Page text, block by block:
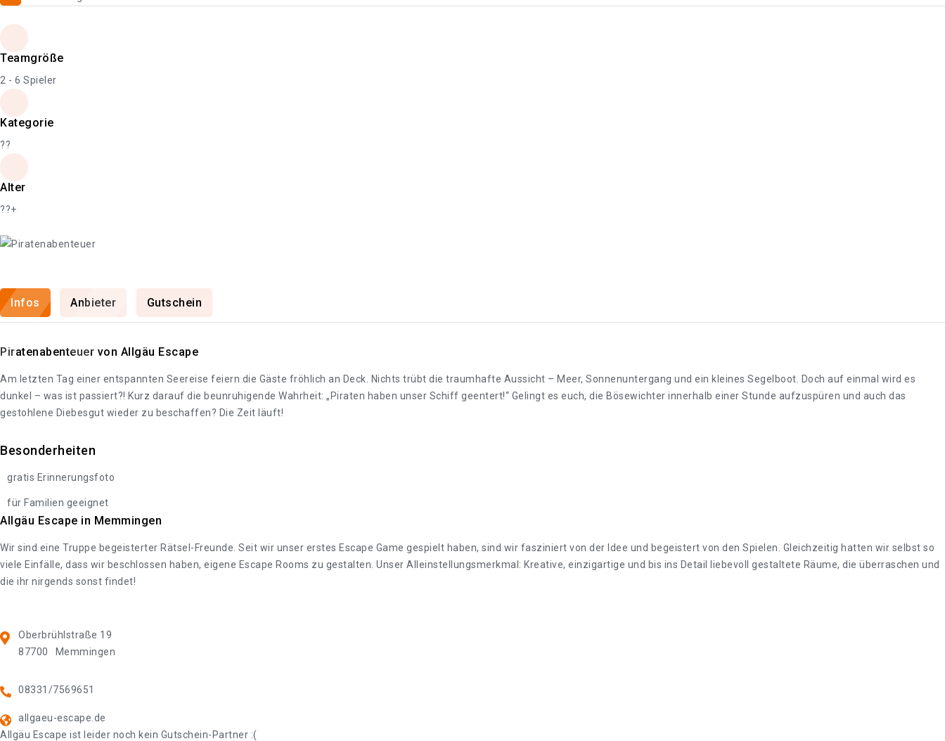
Teamgröße
2 - 6 Spieler
Kategorie
??
Alter
??+
Infos Anbieter Gutschein
Piratenabenteuer von Allgäu Escape
Am letzten Tag einer entspannten Seereise feiern die Gäste fröhlich an Deck. Nichts trübt die traumhafte Aussicht – Meer, Sonnenuntergang und ein kleines Segelboot. Doch auf einmal wird es
dunkel – was ist passiert?! Kurz darauf die beunruhigende Wahrheit: „Piraten haben unser Schiff geentert!“ Gelingt es euch, die Bösewichter innerhalb einer Stunde aufzuspüren und auch das
gestohlene Diebesgut wieder zu beschaffen? Die Zeit läuft!
Besonderheiten
gratis Erinnerungsfoto
für Familien geeignet
Allgäu Escape in Memmingen
Wir sind eine Truppe begeisterter Rätsel-Freunde. Seit wir unser erstes Escape Game gespielt haben, sind wir fasziniert von der Idee und begeistert von den Spielen. Gleichzeitig hatten wir selbst so
viele Einfälle, dass wir beschlossen haben, eigene Escape Rooms zu gestalten. Unser Alleinstellungsmerkmal: Kreative, einzigartige und bis ins Detail liebevoll gestaltete Räume, die überraschen und
die ihr nirgends sonst findet!
Oberbrühlstraße 19
87700
Memmingen
08331/7569651
allgaeu-escape.de
Allgäu Escape ist leider noch kein Gutschein-Partner :(